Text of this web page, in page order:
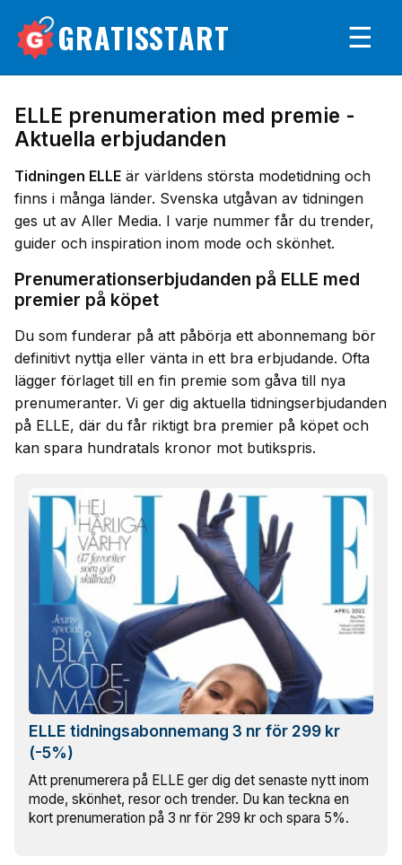
GRATISSTART ☰
ELLE prenumeration med premie -
Aktuella erbjudanden
Tidningen ELLE är världens största modetidning och
finns i många länder. Svenska utgåvan av tidningen
ges ut av Aller Media. I varje nummer får du trender,
guider och inspiration inom mode och skönhet.
Prenumerationserbjudanden på ELLE med
premier på köpet
Du som funderar på att påbörja ett abonnemang bör
definitivt nyttja eller vänta in ett bra erbjudande. Ofta
lägger förlaget till en fin premie som gåva till nya
prenumeranter. Vi ger dig aktuella tidningserbjudanden
på ELLE, där du får riktigt bra premier på köpet och
kan spara hundratals kronor mot butikspris.
ELLE tidningsabonnemang 3 nr för 299 kr
(-5%)
Att prenumerera på ELLE ger dig det senaste nytt inom
mode, skönhet, resor och trender. Du kan teckna en
kort prenumeration på 3 nr för 299 kr och spara 5%.